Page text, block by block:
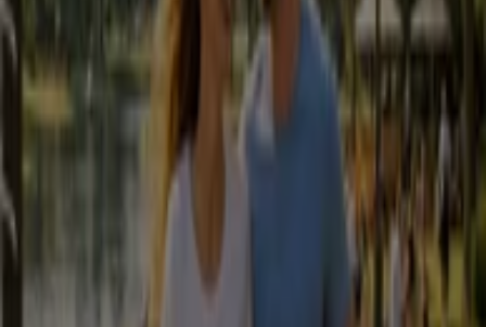
Válido até 16/08 Guimarães
Chegou o verão
Outras empresas de Bancos e
Serviços em Guimarães